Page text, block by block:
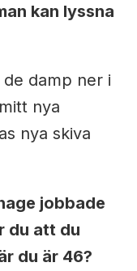
kan lyssna
damp ner i
nya
nya skiva
jobbade
du att du
du är 46?